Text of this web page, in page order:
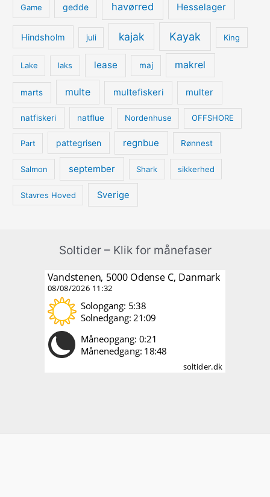
Game gedde havørred Hesselager
Hindsholm juli kajak Kayak King
Lake laks lease maj makrel
marts multe multefiskeri multer
natfiskeri natflue Nordenhuse OFFSHORE
Part pattegrisen regnbue Rønnest
Salmon september Shark sikkerhed
Stavres Hoved Sverige
Soltider – Klik for månefaser